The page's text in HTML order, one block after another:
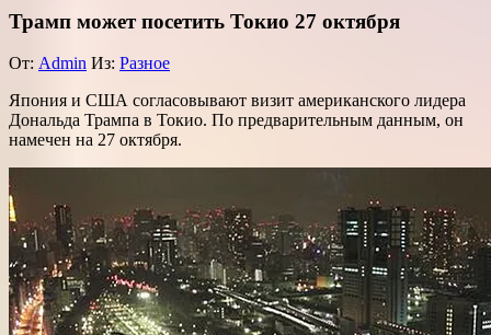
Трамп может посетить Токио 27 октября
От: Admin Из: Разное
Япония и США согласовывают визит американского лидера
Дональда Трампа в Токио. По предварительным данным, он
намечен на 27 октября.